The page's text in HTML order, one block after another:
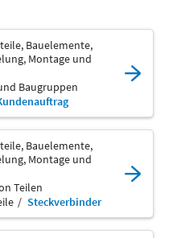
Bauelemente,
Montage und
Baugruppen
Bauelemente,
Montage und
Teilen
Steckverbinder